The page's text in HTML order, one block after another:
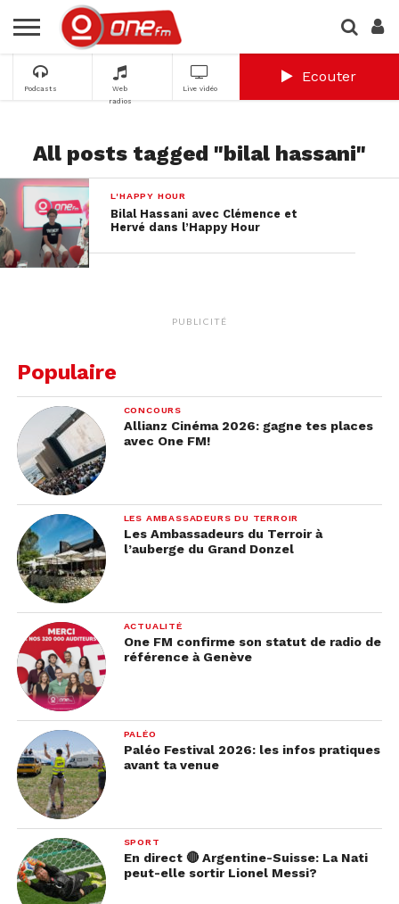
Podcasts
Web
radios
Live vidéo
Ecouter
All posts tagged "bilal hassani"
L'HAPPY HOUR
Bilal Hassani avec Clémence et
Hervé dans l’Happy Hour
PUBLICITÉ
Populaire
CONCOURS
Allianz Cinéma 2026: gagne tes places
avec One FM!
LES AMBASSADEURS DU TERROIR
Les Ambassadeurs du Terroir à
l’auberge du Grand Donzel
ACTUALITÉ
One FM confirme son statut de radio de
référence à Genève
PALÉO
Paléo Festival 2026: les infos pratiques
avant ta venue
SPORT
En direct 🔴 Argentine-Suisse: La Nati
peut-elle sortir Lionel Messi?